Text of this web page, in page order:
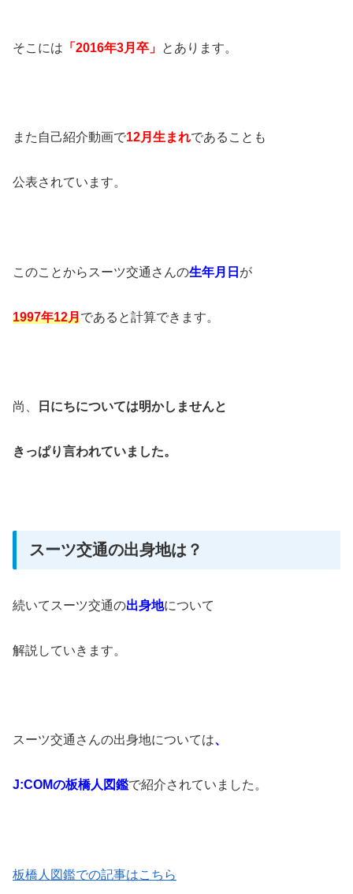
そこには 「2016年3月卒」 とあります。
また自己紹介動画で12月生まれであることも
公表されています。
このことからスーツ交通さんの生年月日 が
1997年12月であると計算できます。
尚、 日にちについては明かしませんと
きっぱり言われていました。
スーツ交通の出身地は？
続いてスーツ交通の出身地について
解説していきます。
スーツ交通さんの出身地については、
J:COMの板橋人図鑑で紹介されていました。
板橋人図鑑での記事はこちら